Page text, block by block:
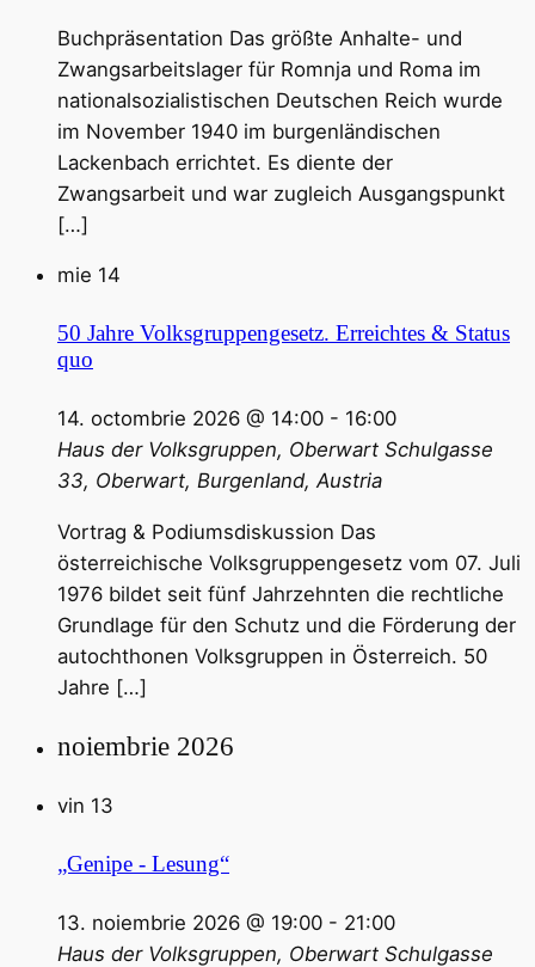
Buchpräsentation Das größte Anhalte- und
Zwangsarbeitslager für Romnja und Roma im
nationalsozialistischen Deutschen Reich wurde
im November 1940 im burgenländischen
Lackenbach errichtet. Es diente der
Zwangsarbeit und war zugleich Ausgangspunkt
[…]
mie 14
50 Jahre Volksgruppengesetz. Erreichtes & Status
quo
14. octombrie 2026 @ 14:00 - 16:00
Haus der Volksgruppen, Oberwart Schulgasse
33, Oberwart, Burgenland, Austria
Vortrag & Podiumsdiskussion Das
österreichische Volksgruppengesetz vom 07. Juli
1976 bildet seit fünf Jahrzehnten die rechtliche
Grundlage für den Schutz und die Förderung der
autochthonen Volksgruppen in Österreich. 50
Jahre […]
noiembrie 2026
vin 13
„Genipe - Lesung“
13. noiembrie 2026 @ 19:00 - 21:00
Haus der Volksgruppen, Oberwart Schulgasse